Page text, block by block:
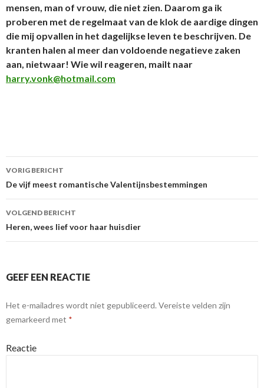
mensen, man of vrouw, die niet zien. Daarom ga ik
proberen met de regelmaat van de klok de aardige dingen
die mij opvallen in het dagelijkse leven te beschrijven. De
kranten halen al meer dan voldoende negatieve zaken
aan, nietwaar! Wie wil reageren, mailt naar
harry.vonk@hotmail.com
Berichtnavigatie
VORIG BERICHT
De vijf meest romantische Valentijnsbestemmingen
VOLGEND BERICHT
Heren, wees lief voor haar huisdier
GEEF EEN REACTIE
Het e-mailadres wordt niet gepubliceerd. Vereiste velden zijn
gemarkeerd met *
Reactie